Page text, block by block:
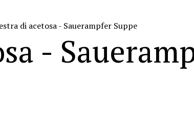
di acetosa - Sauerampfer Suppe
-